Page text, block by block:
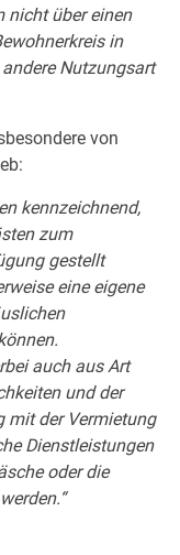
nicht über einen
in
Nutzungsart
von
kennzeichnend,
zum
gestellt
eine eigene
auch aus Art
und der
mit der Vermietung
Dienstleistungen
oder die